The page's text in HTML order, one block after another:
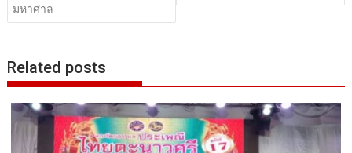
มหาศาล
Related posts